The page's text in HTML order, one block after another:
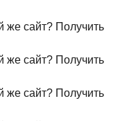
же сайт? Получить
же сайт? Получить
же сайт? Получить